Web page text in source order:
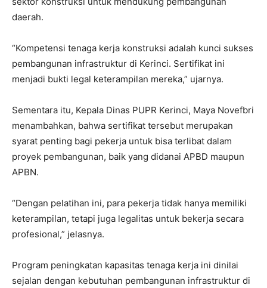
daerah.
“Kompetensi tenaga kerja konstruksi adalah kunci sukses
pembangunan infrastruktur di Kerinci. Sertifikat ini
menjadi bukti legal keterampilan mereka,” ujarnya.
Sementara itu, Kepala Dinas PUPR Kerinci, Maya Novefbri
menambahkan, bahwa sertifikat tersebut merupakan
syarat penting bagi pekerja untuk bisa terlibat dalam
proyek pembangunan, baik yang didanai APBD maupun
APBN.
“Dengan pelatihan ini, para pekerja tidak hanya memiliki
keterampilan, tetapi juga legalitas untuk bekerja secara
profesional,” jelasnya.
Program peningkatan kapasitas tenaga kerja ini dinilai
sejalan dengan kebutuhan pembangunan infrastruktur di